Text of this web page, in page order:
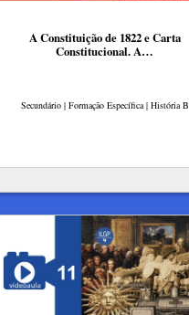
A Constituição de 1822 e Carta
Constitucional. A…
Secundário | Formação Específica | História B